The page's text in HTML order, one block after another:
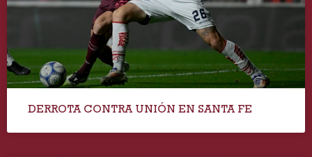
DERROTA CONTRA UNIÓN EN SANTA FE